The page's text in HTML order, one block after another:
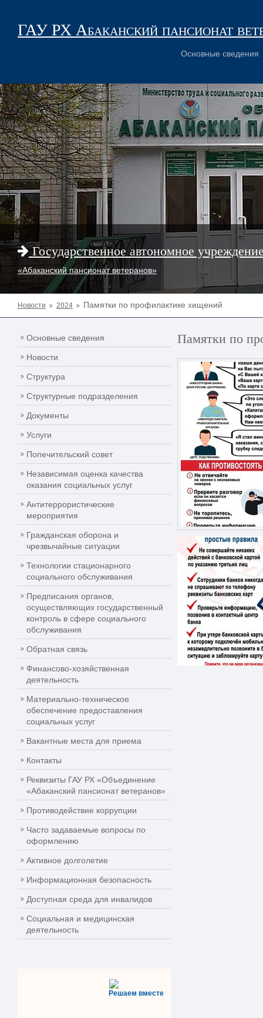
ГАУ РХ Абаканский пансионат
Основные сведения
Государственное автономное
«Абаканский пансионат ветеранов»
Новости 2024 Памятки по профилактике хищений
Основные сведения
Новости
Структура
Структурные подразделения
Документы
Услуги
Попечительский совет
Независимая оценка качества
оказания социальных услуг
Антитеррористические
мероприятия
Гражданская оборона и
чрезвычайные ситуации
Технологии стационарного
социального обслуживания
Предписания органов,
осуществляющих государственный
контроль в сфере социального
обслуживания
Обратная связь
Финансово-хозяйственная
деятельность
Материально-техническое
обеспечение предоставления
социальных услуг
Вакантные места для приема
Контакты
Реквизиты ГАУ РХ «Объединение
«Абаканский пансионат ветеранов»
Противодействие коррупции
Часто задаваемые вопросы по
оформлению
Активное долголетие
Информационная безопасность
Доступная среда для инвалидов
Социальная и медицинская
деятельность
Решаем вместе
Памятки по